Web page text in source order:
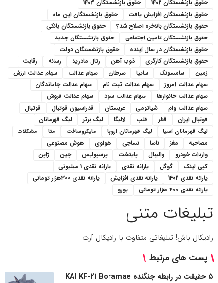
حقوق بازنشستگان 1402
حقوق بازنشستگان 1403
حقوق بازنشستگان افزایش یافت
حقوق بازنشستگان این ماه
حقوق بازنشستگان بالاخره اصلاح شد؟
حقوق بازنشستگان بانکی
حقوق بازنشستگان تامین اجتماعی
حقوق بازنشستگان جدید
حقوق بازنشستگان در سال آینده
حقوق بازنشستگان دولت
حقوق بازنشستگان کارگری
ذوب آهن رئال مادرید رسانه
رقابت
زمین
سامسونگ سایپا سرطان سهام عدالت
سهام عدالت ارزش
سهام عدالت امروز
سهام عدالت ثبت نام
سهام عدالت جاماندگان
سهام عدالت خانوارها
سهام عدالت سود
سهام عدالت فروش
سهام عدالت وام
شیائومی عربستان فدراسیون فوتبال
فوتبال
فوتبال ایران
قطر قلب لالیگا لیگ برتر
لیگ قهرمانان
لیگ قهرمانان آسیا
لیگ قهرمانان اروپا مایکروسافت متا
مشکلات
مصاحبه
مغز ناسا نساجی هواوی
هوش مصنوعی
واردات خودرو
والیبال پایتخت پرسپولیس چین
ژاپن
کپی لینک
گوگل یارانه نقدی
یارانه نقدی 1 میلیونی
یارانه نقدی 1402
یارانه نقدی افزایش
یارانه نقدی ۳۰۰هزار تومانی
یارانه نقدی ۴۰۰ هزار تومانی
یورو
تبلیغات متنی
رادیکال باش! تبلیغاتی متفاوت با رادیکال آرت
پست های مرتبط
۵ حقیقت در رابطه جنگنده KAI KF-۲۱ Boramae